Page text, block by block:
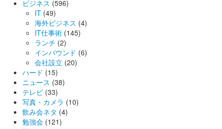
ビジネス (596)
IT (49)
海外ビジネス (4)
IT仕事術 (145)
ランチ (2)
インバウンド (6)
会社設立 (20)
ハード (15)
ニュース (38)
テレビ (33)
写真・カメラ (10)
飲み会ネタ (4)
勉強会 (121)